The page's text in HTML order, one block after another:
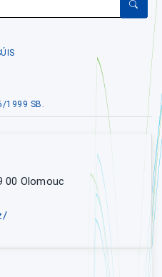
1999 SB.
00 Olomouc